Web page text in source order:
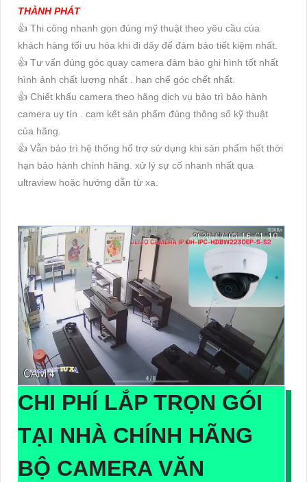
THÀNH PHÁT
👍 Thi công nhanh gọn đúng mỹ thuật theo yêu cầu của
khách hàng tối ưu hóa khi đi dây để đảm bảo tiết kiệm nhất.
👍 Tư vấn đúng góc quay camera đảm bảo ghi hình tốt nhất
hình ảnh chất lượng nhất . hạn chế góc chết nhất.
👍 Chiết khấu camera theo hãng dịch vụ bảo trì bảo hành
camera uy tín . cam kết sản phẩm đúng thông số kỹ thuật
của hãng.
👍 Vẫn bảo trì hệ thống hổ trợ sử dụng khi sản phẩm hết thời
hạn bảo hành chính hãng. xử lý sự cố nhanh nhất qua
ultraview hoặc hướng dẫn từ xa.
CHI PHÍ LẮP TRỌN GÓI
TẠI NHÀ CHÍNH HÃNG
BỘ CAMERA VĂN